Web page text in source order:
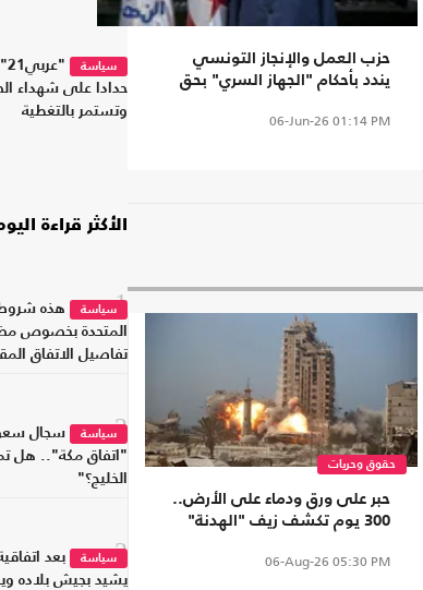
حزب العمل والإنجاز التونسي
يندد بأحكام "الجهاز السري" بحق
06-Jun-26 01:14 PM
حقوق وحريات
حبر على ورق ودماء على الأرض..
300 يوم تكشف زيف "الهدنة"
06-Aug-26 05:30 PM
سياسة
حدادا على شهداء
وتستمر بالتغطية
الأكثر قراءة
1سياسة
هذه شروط
المتحدة بخصوص
تفاصيل الاتفاق
2سياسة
سجال
"اتفاق مكة".. هل
الخليج؟"
3سياسة
بعد
يشيد بجيش بلاده